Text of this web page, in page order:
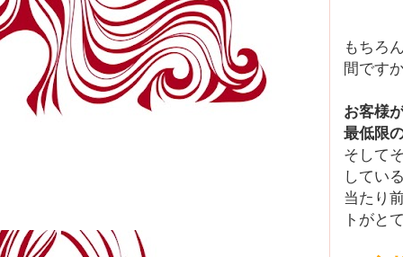
もちろ
間です
お客様
最低限
そして
してい
当たり
トがと